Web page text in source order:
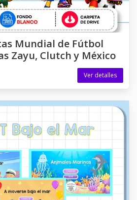
Mundial de Fútbol
Zayu, Clutch y México
Ver detalles